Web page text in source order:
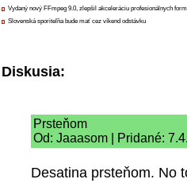
Vydaný nový FFmpeg 9.0, zlepšil akceleráciu profesionálnych
Slovenská sporiteľňa bude mať cez víkend odstávku
Diskusia:
Prsteňom
Od: Jaaasom | Pridané:
Desatina prsteňom. No